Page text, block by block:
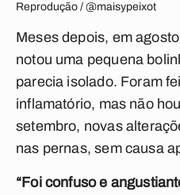
Reprodução / @maisypeixot
Meses depois, em
notou uma pequena
parecia isolado. Foram
inflamatório, mas não
setembro, novas
nas pernas, sem causa
“Foi confuso e